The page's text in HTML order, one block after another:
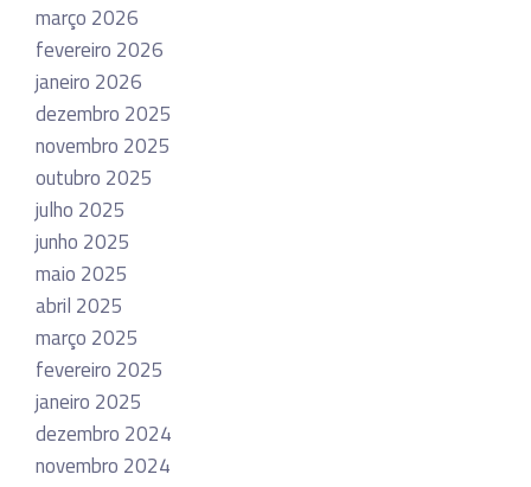
março 2026
fevereiro 2026
janeiro 2026
dezembro 2025
novembro 2025
outubro 2025
julho 2025
junho 2025
maio 2025
abril 2025
março 2025
fevereiro 2025
janeiro 2025
dezembro 2024
novembro 2024